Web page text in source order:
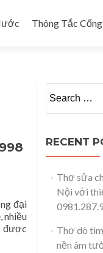
Thông Tắc
đại
nhiều
được
RECENT
Thợ sửa
Nội với
Thợ dò
nền âm